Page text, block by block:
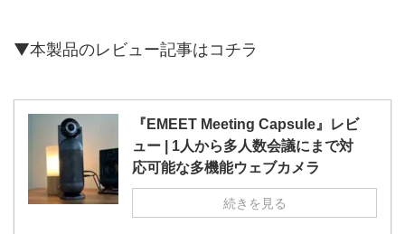
▼本製品のレビュー記事はコチラ
『EMEET Meeting Capsule』レビ
ュー | 1人から多人数会議にまで対
応可能な多機能ウェブカメラ
続きを見る